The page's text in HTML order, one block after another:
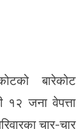
बारेकोट
१२ जना वेपत्ता
चार-चार